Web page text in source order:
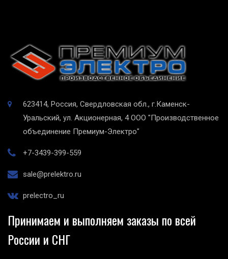
623414, Россия, Свердловская обл., г.Каменск-
Уральский, ул. Акционерная, 4 ООО "Производственное
объединение Премиум-Электро"
+7-3439-399-559
sale@prelektro.ru
prelectro_ru
Принимаем и выполняем заказы по всей
России и СНГ